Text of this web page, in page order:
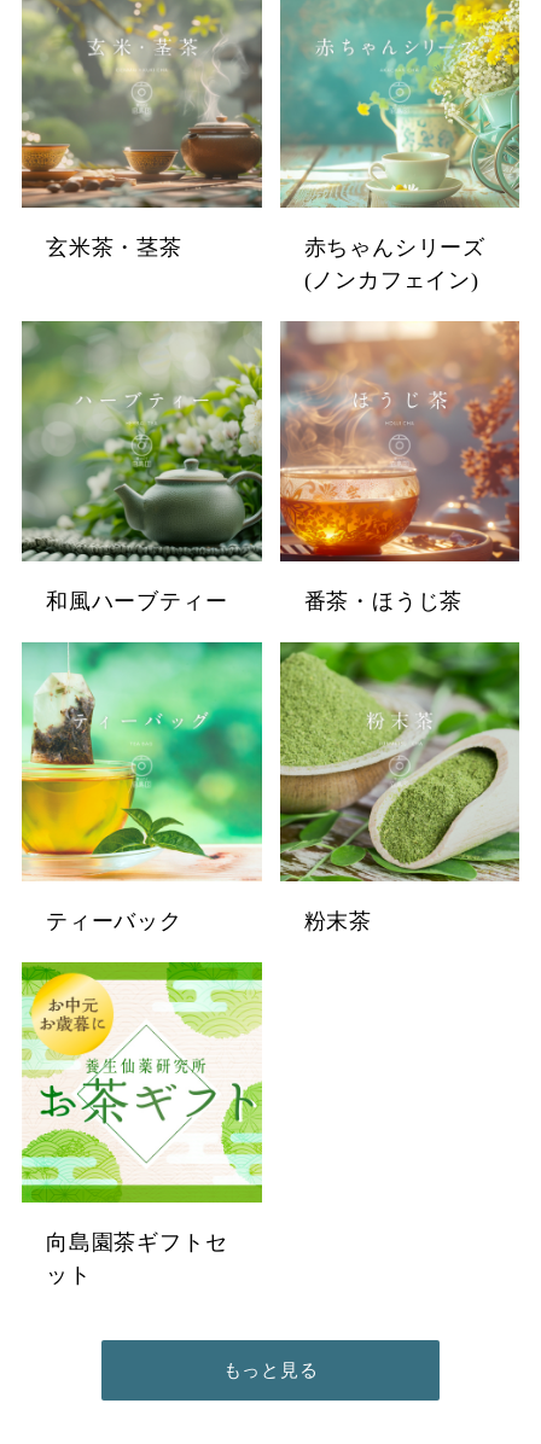
玄米茶・茎茶
赤ちゃんシリーズ
(ノンカフェイン)
和風ハーブティー 番茶・ほうじ茶
ティーバック 粉末茶
向島園茶ギフトセ
ット
もっと見る